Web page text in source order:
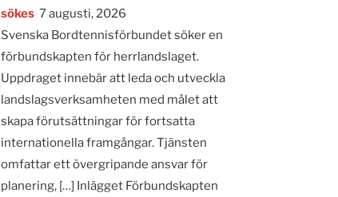
sökes 7 augusti, 2026
Svenska Bordtennisförbundet söker en
förbundskapten för herrlandslaget.
Uppdraget innebär att leda och utveckla
landslagsverksamheten med målet att
skapa förutsättningar för fortsatta
internationella framgångar. Tjänsten
omfattar ett övergripande ansvar för
planering, […] Inlägget Förbundskapten